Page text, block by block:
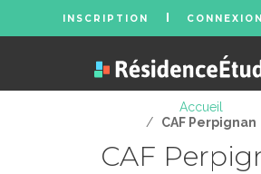
INSCRIPTION CONNEXION
Accueil
/
CAF Perpignan
CAF